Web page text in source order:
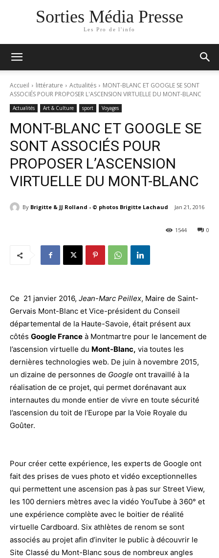
Sorties Média Presse
Les Pro de l'info
Accueil littérature Actualités
MONT-BLANC ET GOOGLE SE SONT
ASSOCIÉS POUR PROPOSER L'ASCENSION VIRTUELLE DU MONT-BLANC
Actualités Art & Culture sport Voyages
MONT-BLANC ET GOOGLE SE
SONT ASSOCIÉS POUR
PROPOSER L’ASCENSION
VIRTUELLE DU MONT-BLANC
By Brigitte & JJ Rolland - © photos Brigitte Lachaud Jan 21, 2016
0
1544
Ce 21 janvier 2016, Jean-Marc Peillex, Maire de Saint-
Gervais Mont-Blanc et Vice-président du Conseil
départemental de la Haute-Savoie, était présent aux
côtés Google France à Montmartre pour le lancement de
l’ascension virtuelle du Mont-Blanc, via toutes les
dernières technologies web. De juin à novembre 2015,
un dizaine de personnes de Google ont travaillé à la
réalisation de ce projet, qui permet dorénavant aux
internautes du monde entier de vivre en toute sécurité
l’ascension du toit de l’Europe par la Voie Royale du
Goûter.
Pour créer cette expérience, les experts de Google ont
fait des prises de vues photo et vidéo exceptionnelles
qui permettent une ascension pas à pas sur Street View,
les 100 derniers mètres avec la vidéo YouTube à 360° et
une expérience complète avec le boitier de réalité
virtuelle Cardboard. Six athlètes de renom se sont
associés au projet afin d’inviter le public à découvrir le
Site Classé du Mont-Blanc sous de nombreux angles